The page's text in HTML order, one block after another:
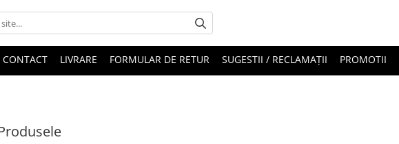
CONTACT LIVRARE FORMULAR DE RETUR SUGESTII / RECLAMAȚII PROMOTII